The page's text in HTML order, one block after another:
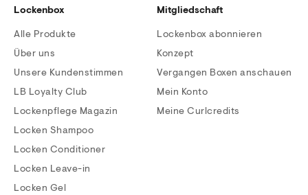
Lockenbox
Alle Produkte
Über uns
Unsere Kundenstimmen
LB Loyalty Club
Lockenpflege Magazin
Locken Shampoo
Locken Conditioner
Locken Leave-in
Locken Gel
Mitgliedschaft
Lockenbox abonnieren
Konzept
Vergangen Boxen anschauen
Mein Konto
Meine Curlcredits